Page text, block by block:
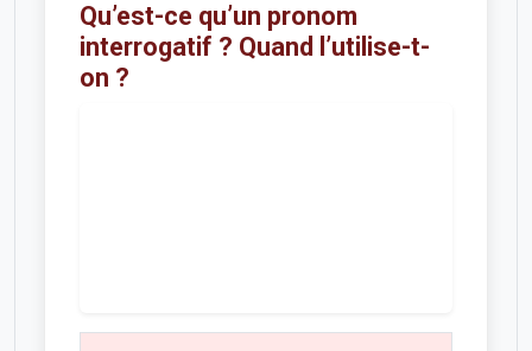
Qu’est-ce qu’un pronom
interrogatif ? Quand l’utilise-t-
on ?